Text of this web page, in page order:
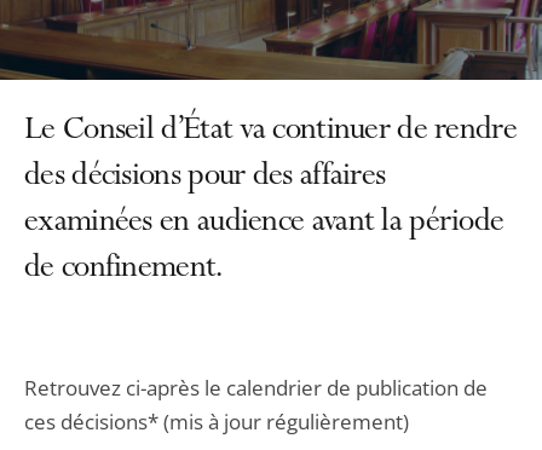
Le Conseil d’État va continuer de rendre
des décisions pour des affaires
examinées en audience avant la période
de confinement.
Retrouvez ci-après le calendrier de publication de
ces décisions* (mis à jour régulièrement)